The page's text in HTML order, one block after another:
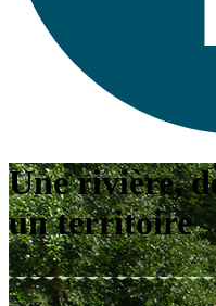
Une rivière,
un territoire